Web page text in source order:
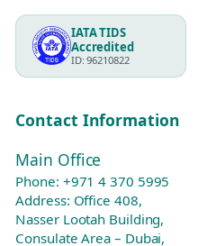
IATA TIDS
Accredited
ID: 96210822
Contact Information
Main Office
Phone: +971 4 370 5995
Address: Office 408,
Nasser Lootah Building,
Consulate Area – Dubai,